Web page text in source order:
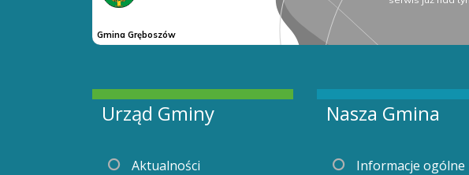
Urząd Gminy
Aktualności
Nasza Gmina
Informacje ogólne